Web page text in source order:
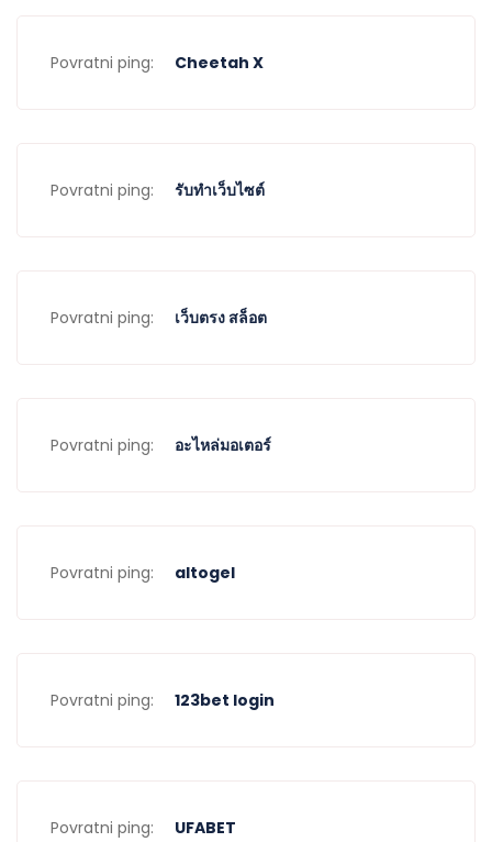
Povratni ping: Cheetah X
Povratni ping: รับทำเว็บไซต์
Povratni ping: เว็บตรง สล็อต
Povratni ping: อะไหล่มอเตอร์
Povratni ping: altogel
Povratni ping: 123bet login
Povratni ping: UFABET